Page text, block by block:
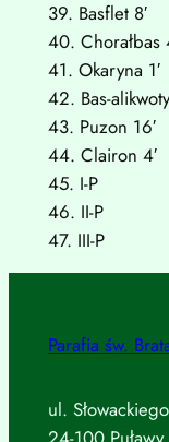
39. Basflet 8′
40. Chorałbas
41. Okaryna 1′
42. Bas-
43. Puzon 16′
44. Clairon 4′
45. I-P
46. II-P
47. III-P
Parafia św.
ul.